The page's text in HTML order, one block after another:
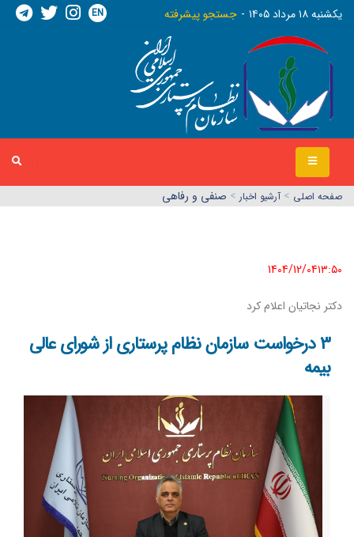
يکشنبه ١٨ مرداد ١٤٠٥ جستجو پیشرفته EN
صفحه اصلي > آرشیو اخبار > صنفی و رفاهی
1404/12/04١٣:٥٠
دکتر نجاتیان اعلام کرد
3 درخواست سازمان نظام پرستاری از شورای عالی
بیمه